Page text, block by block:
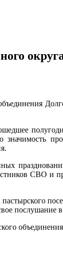
СВО и
послушание